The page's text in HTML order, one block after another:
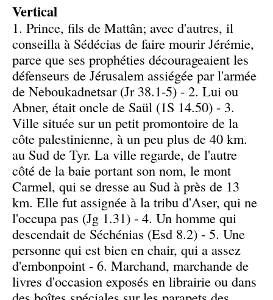
Vertical
1. Prince, fils de Mattân; avec d'autres, il
conseilla à Sédécias de faire mourir Jérémie,
parce que ses prophéties décourageaient les
défenseurs de Jérusalem assiégée par l'armée
de Neboukadnetsar (Jr 38.1-5) - 2. Lui ou
Abner, était oncle de Saül (1S 14.50) - 3.
Ville située sur un petit promontoire de la
côte palestinienne, à un peu plus de 40 km.
au Sud de Tyr. La ville regarde, de l'autre
côté de la baie portant son nom, le mont
Carmel, qui se dresse au Sud à près de 13
km. Elle fut assignée à la tribu d'Aser, qui ne
l'occupa pas (Jg 1.31) - 4. Un homme qui
descendait de Séchénias (Esd 8.2) - 5. Une
personne qui est bien en chair, qui a assez
d'embonpoint - 6. Marchand, marchande de
livres d'occasion exposés en librairie ou dans